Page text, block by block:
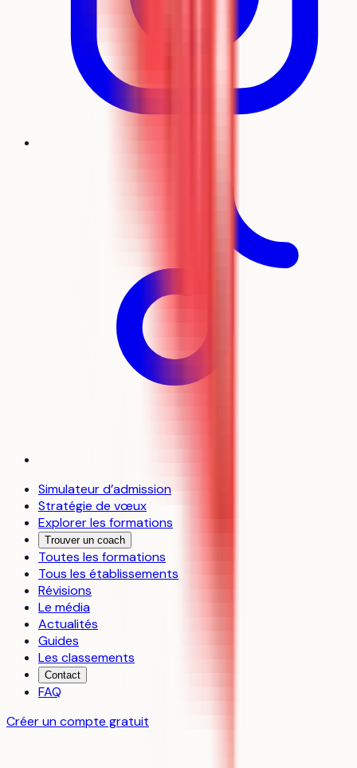
Simulateur d’admission
Stratégie de vœux
Explorer les formations
Trouver un coach
Toutes les formations
Tous les établissements
Révisions
Le média
Actualités
Guides
Les classements
Contact
FAQ
Créer un compte gratuit